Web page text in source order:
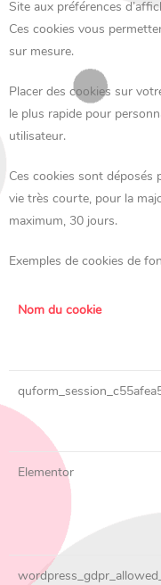
Site aux préférences
Ces cookies vous
sur mesure.
Placer des cookies sur
le plus rapide pour
utilisateur.
Ces cookies sont déposés
vie très courte, pour la
maximum, 30 jours.
Exemples de cookies de
Nom du cookie
Elementor